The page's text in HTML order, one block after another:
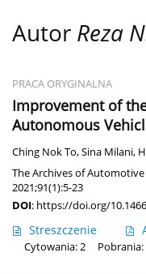
Autor Reza
PRACA ORYGINALNA
Improvement of
Autonomous
Ching Nok To,Sina Milani,
The Archives of
2021;91(1):5-23
DOI: https://doi.org/
Streszczenie
Cytowania: 2
Pobrania: